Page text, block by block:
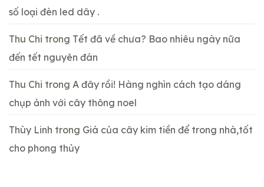
số loại đèn led dây .
Thu Chi trong Tết đã về chưa? Bao nhiêu ngày nữa
đến tết nguyên đán
Thu Chi trong A đây rồi! Hàng nghìn cách tạo dáng
chụp ảnh với cây thông noel
Thùy Linh trong Giá của cây kim tiền để trong nhà,tốt
cho phong thủy